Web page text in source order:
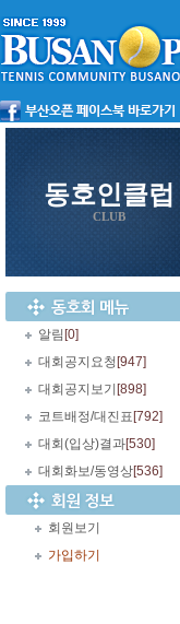
동호인클럽
CLUB
알림 [0]
대회공지요청 [947]
대회공지보기 [898]
코트배정/대진표 [792]
대회(입상)결과[530]
대회화보/동영상[536]
회원보기
가입하기